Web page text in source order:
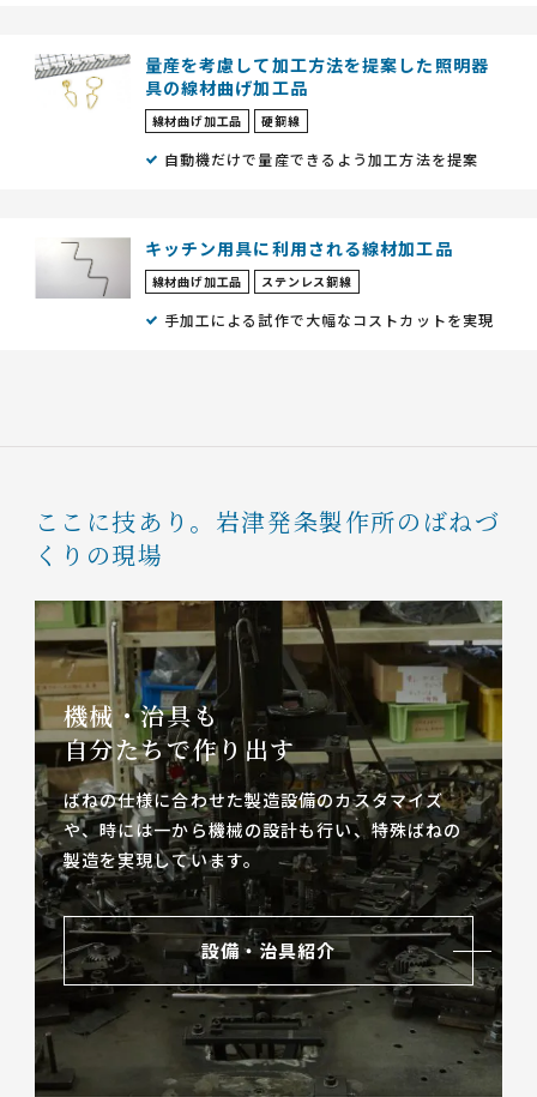
量産を考慮して加工方法を提案した照明器
具の線材曲げ加工品
線材曲げ加工品 硬鋼線
自動機だけで量産できるよう加工方法を提案
キッチン用具に利用される線材加工品
線材曲げ加工品 ステンレス鋼線
手加工による試作で大幅なコストカットを実現
ここに技あり。 岩津発条製作所のばねづ
くりの現場
機械・治具も
自分たちで作り出す
ばねの仕様に合わせた製造設備のカスタマイズ
や、時には一から機械の設計も行い、特殊ばねの
製造を実現しています。
設備・治具紹介